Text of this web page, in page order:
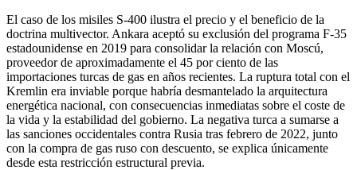
El caso de los misiles S-400 ilustra el precio y el beneficio de la
doctrina multivector. Ankara aceptó su exclusión del programa F-35
estadounidense en 2019 para consolidar la relación con Moscú,
proveedor de aproximadamente el 45 por ciento de las
importaciones turcas de gas en años recientes. La ruptura total con el
Kremlin era inviable porque habría desmantelado la arquitectura
energética nacional, con consecuencias inmediatas sobre el coste de
la vida y la estabilidad del gobierno. La negativa turca a sumarse a
las sanciones occidentales contra Rusia tras febrero de 2022, junto
con la compra de gas ruso con descuento, se explica únicamente
desde esta restricción estructural previa.